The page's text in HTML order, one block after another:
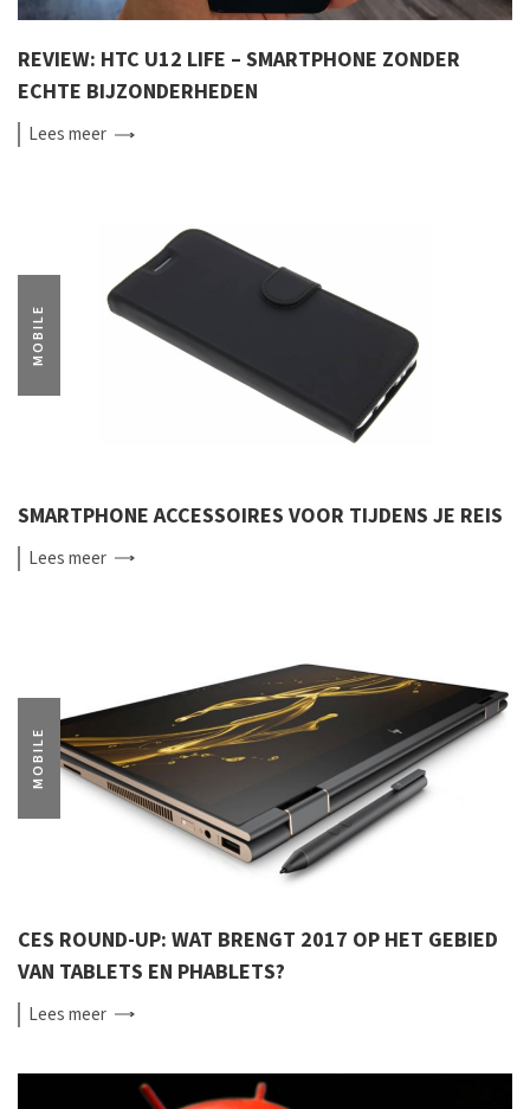
REVIEW: HTC U12 LIFE – SMARTPHONE ZONDER
ECHTE BIJZONDERHEDEN
Leesmeer
MOBILE
SMARTPHONE ACCESSOIRES VOOR TIJDENS JE REIS
Leesmeer
MOBILE
CES ROUND-UP: WAT BRENGT 2017 OP HET GEBIED
VAN TABLETS EN PHABLETS?
Leesmeer